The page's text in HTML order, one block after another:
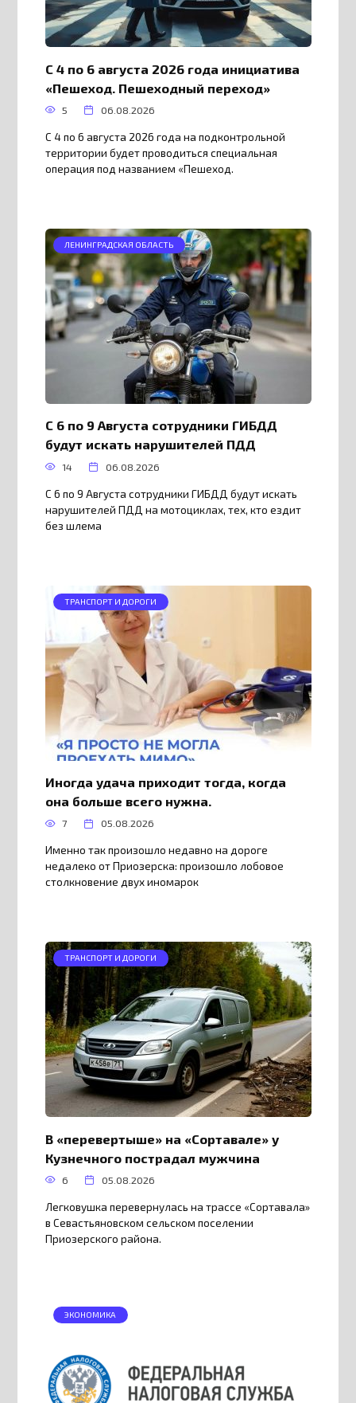
С 4 по 6 августа 2026 года инициатива
«Пешеход. Пешеходный переход»
5 06.08.2026
С 4 по 6 августа 2026 года на подконтрольной
территории будет проводиться специальная
операция под названием «Пешеход.
ЛЕНИНГРАДСКАЯ ОБЛАСТЬ
С 6 по 9 Августа сотрудники ГИБДД
будут искать нарушителей ПДД
14 06.08.2026
С 6 по 9 Августа сотрудники ГИБДД будут искать
нарушителей ПДД на мотоциклах, тех, кто ездит
без шлема
ТРАНСПОРТ И ДОРОГИ
Иногда удача приходит тогда, когда
она больше всего нужна.
7 05.08.2026
Именно так произошло недавно на дороге
недалеко от Приозерска: произошло лобовое
столкновение двух иномарок
ТРАНСПОРТ И ДОРОГИ
В «перевертыше» на «Сортавале» у
Кузнечного пострадал мужчина
6 05.08.2026
Легковушка перевернулась на трассе «Сортавала»
в Севастьяновском сельском поселении
Приозерского района.
ЭКОНОМИКА